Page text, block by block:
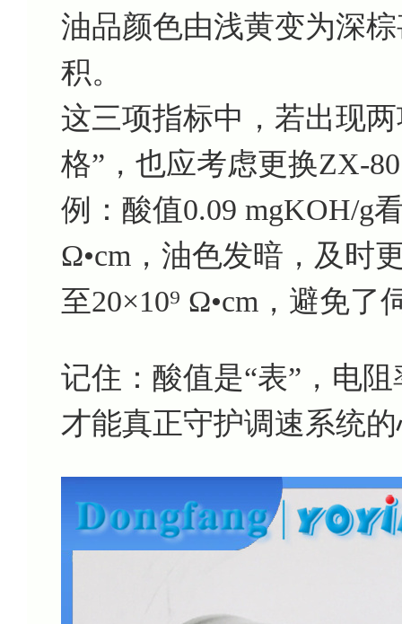
油品颜色由浅黄变为深
积。
这三项指标中，若出现
格”，也应考虑更换ZX-
例：酸值0.09 mgKOH/g
Ω•cm，油色发暗，及时
至20×10⁹ Ω•cm，避免了
记住：酸值是“表”，电
才能真正守护调速系统